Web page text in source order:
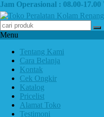
Jam Operasional : 08.00-
Menu
Tentang Kami
Cara Belanja
Kontak
Cek Ongkir
Katalog
Pricelist
Alamat Toko
Testimoni